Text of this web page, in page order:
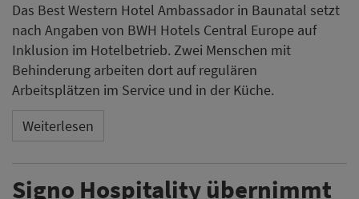
Das Best Western Hotel Ambassador in Baunatal setzt
nach Angaben von BWH Hotels Central Europe auf
Inklusion im Hotelbetrieb. Zwei Menschen mit
Behinderung arbeiten dort auf regulären
Arbeitsplätzen im Service und in der Küche.
Weiterlesen
Signo Hospitality übernimmt